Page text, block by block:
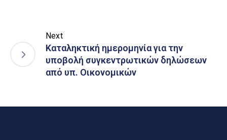
Next
Καταληκτική ημερομηνία για την
υποβολή συγκεντρωτικών δηλώσεων
από υπ. Οικονομικών